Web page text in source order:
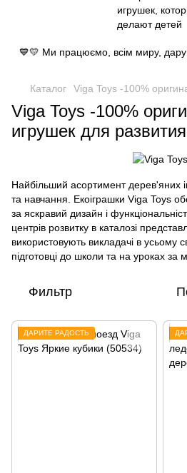
💙💛 Ми працюємо, всім миру,
Каталог Viga Toys -100%
Viga Toys -100%
игрушек для развития
Найбільший асортимент дерев'яних
та навчання. Екоіграшки Viga Toys
за яскравий дизайн і
центрів розвитку в каталозі
використовують викладачі в усьому
підготовці до школи та на уроках за
Фильтр
ДАРИТЕ РАДОСТЬ